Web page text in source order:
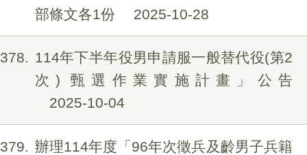
部條文各1份
2025-10-28
378
114年下半年役男申請服一般替代役(第2
次) 甄選作業實施計畫」公告
2025-10-04
379
辦理114年度「96年次徵兵及齡男子兵籍